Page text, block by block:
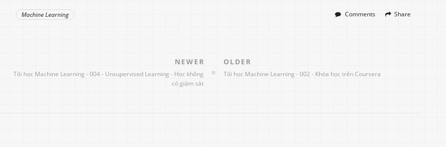
Share
Comments
Machine Learning
NEWER
Tôi học Machine Learning - 004 - Unsupervised Learning - Học không
có giám sát
OLDER
Tôi học Machine Learning - 002 - Khóa học trên Coursera